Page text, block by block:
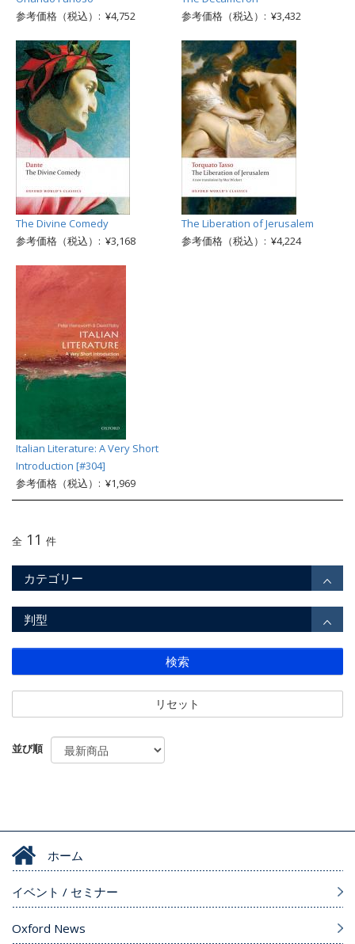
参考価格（税込）: ¥4,752
参考価格（税込）: ¥3,432
The Divine Comedy
参考価格（税込）: ¥3,168
The Liberation of Jerusalem
参考価格（税込）: ¥4,224
Italian Literature: A Very Short
Introduction [#304]
参考価格（税込）: ¥1,969
全 11 件
カテゴリー
判型
検索
リセット
並び順
ホーム
イベント / セミナー
Oxford News